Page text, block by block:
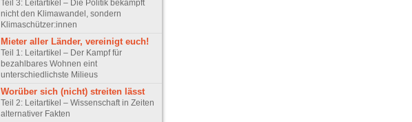
Teil 3: Leitartikel – Die Politik bekämpft
nicht den Klimawandel, sondern
Klimaschützer:innen
Mieter aller Länder, vereinigt euch!
Teil 1: Leitartikel – Der Kampf für
bezahlbares Wohnen eint
unterschiedlichste Milieus
Worüber sich (nicht) streiten lässt
Teil 2: Leitartikel – Wissenschaft in Zeiten
alternativer Fakten